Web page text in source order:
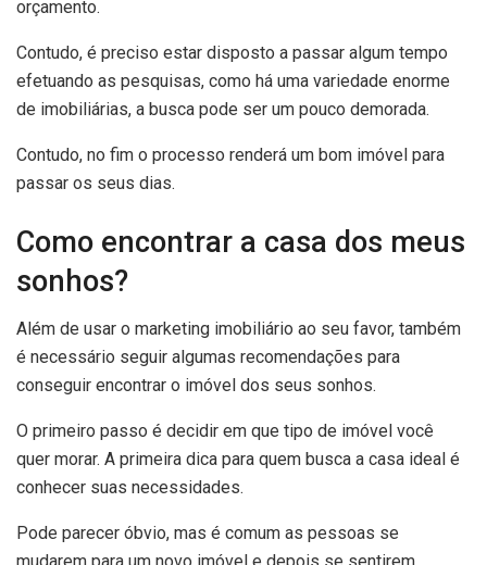
orçamento.
Contudo, é preciso estar disposto a passar algum tempo
efetuando as pesquisas, como há uma variedade enorme
de imobiliárias, a busca pode ser um pouco demorada.
Contudo, no fim o processo renderá um bom imóvel para
passar os seus dias.
Como encontrar a casa dos meus
sonhos?
Além de usar o marketing imobiliário ao seu favor, também
é necessário seguir algumas recomendações para
conseguir encontrar o imóvel dos seus sonhos.
O primeiro passo é decidir em que tipo de imóvel você
quer morar. A primeira dica para quem busca a casa ideal é
conhecer suas necessidades.
Pode parecer óbvio, mas é comum as pessoas se